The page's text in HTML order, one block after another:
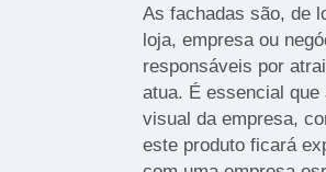
As fachadas são, de
loja, empresa ou
responsáveis por
atua. É essencial
visual da empresa,
este produto ficará